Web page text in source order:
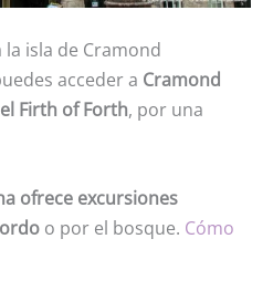
la isla de Cramond
acceder a Cramond
Firth of Forth, por una
ofrece excursiones
o por el bosque. Cómo